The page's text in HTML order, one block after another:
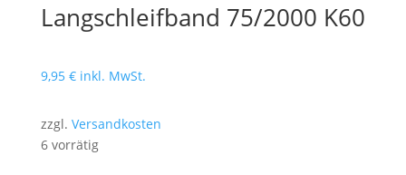
Langschleifband 75/2000 K60
9,95 € inkl. MwSt.
zzgl. Versandkosten
6 vorrätig